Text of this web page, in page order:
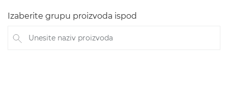
Izaberite grupu proizvoda ispod
Unesite naziv proizvoda